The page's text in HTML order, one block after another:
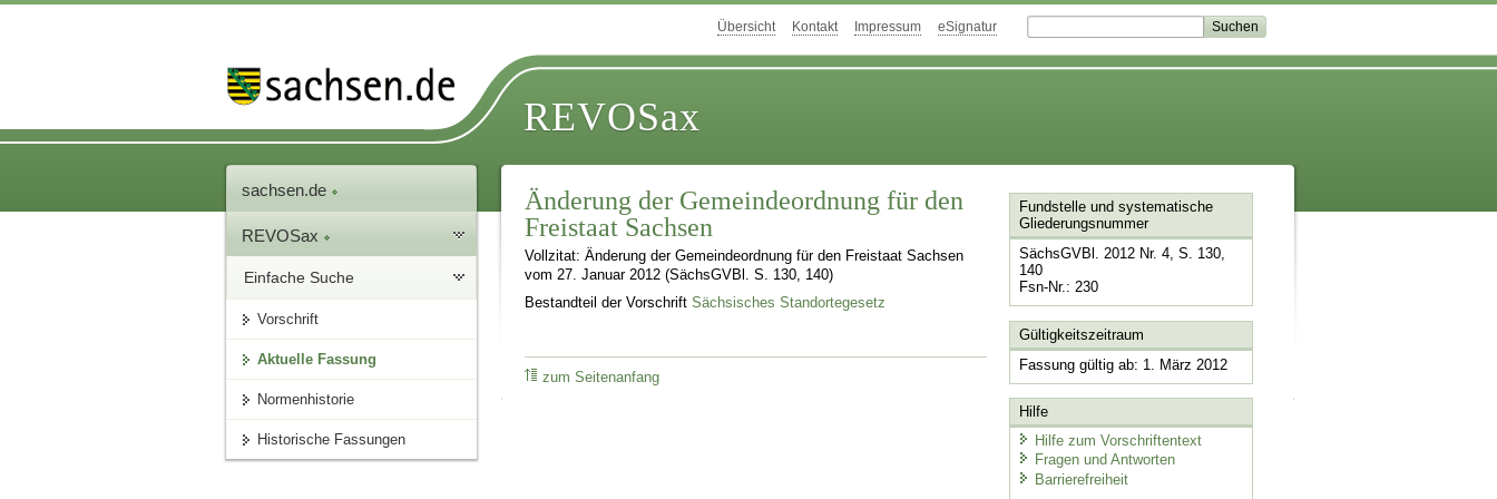
Übersicht Kontakt Impressum eSignatur
REVOSax
sachsen.de
REVOSax
Einfache Suche
Vorschrift
Aktuelle Fassung
Normenhistorie
Historische Fassungen
Änderung der Gemeindeordnung für den
Freistaat Sachsen
Vollzitat: Änderung der Gemeindeordnung für den Freistaat Sachsen
vom 27. Januar 2012 (SächsGVBl. S. 130, 140)
Bestandteil der VorschriftSächsisches Standortegesetz
zum Seitenanfang
Fundstelle und systematische
Gliederungsnummer
SächsGVBl. 2012 Nr. 4, S. 130,
140
Fsn-Nr.: 230
Gültigkeitszeitraum
Fassung gültig ab: 1. März 2012
Hilfe
Hilfe zum Vorschriftentext
Fragen und Antworten
Barrierefreiheit